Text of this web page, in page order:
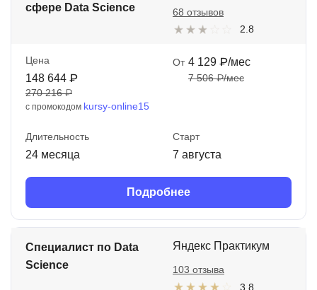
сфере Data Science
2.8
68 отзывов
Цена
148 644 ₽
270 216 ₽
с промокодом kursy-online15
От 4 129 ₽/мес
7 506 ₽/мес
Длительность
24 месяца
Старт
7 августа
Подробнее
Специалист по Data
Science
Яндекс Практикум
3.8
103 отзыва